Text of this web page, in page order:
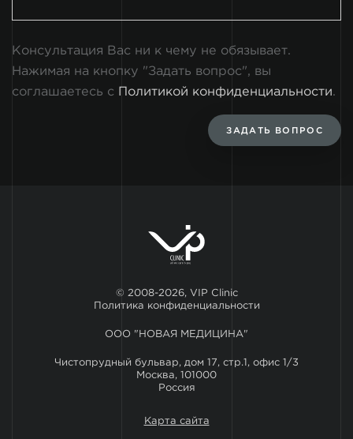
Консультация Вас ни к чему не обязывает.
Нажимая на кнопку "Задать вопрос", вы
соглашаетесь с Политикой конфиденциальности.
ЗАДАТЬ ВОПРОС
© 2008-2026, VIP Clinic
Политика конфиденциальности
ООО "НОВАЯ МЕДИЦИНА"
Чистопрудный бульвар, дом 17, стр.1, офис 1/3
Москва, 101000
Россия
Карта сайта